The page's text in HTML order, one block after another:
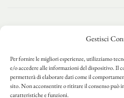
Gestisci
Per fornire le migliori esperienze, utilizziamo
e/o accedere alle informazioni del dispositivo. Il
permetterà di elaborare dati come il
sito. Non acconsentire o ritirare il consenso può
caratteristiche e funzioni.